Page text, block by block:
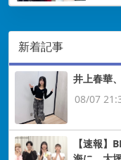
新着記事
井上春華
08/07
【速報】